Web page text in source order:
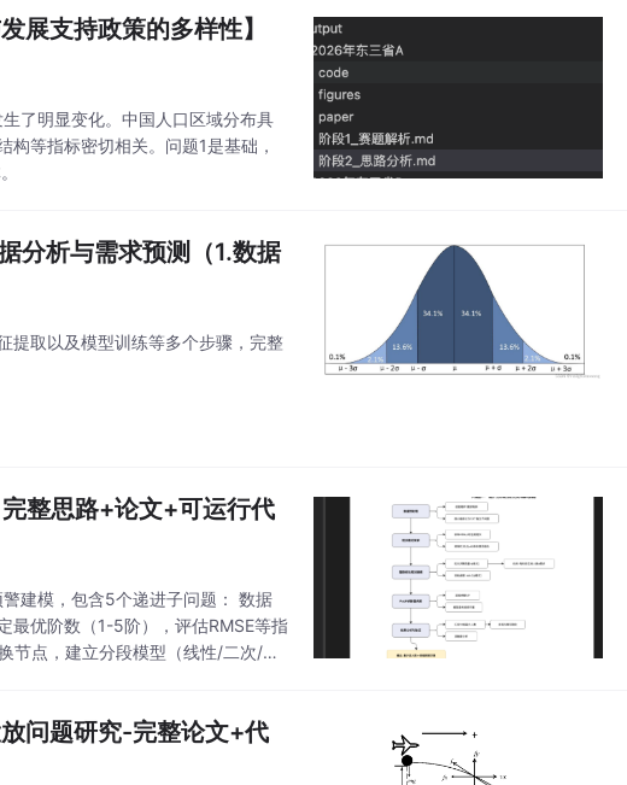
展支持政策的多样性】
了明显变化。中国人口区域分布具
等指标密切相关。问题1是基础，
分析与需求预测（1.数据
提取以及模型训练等多个步骤，完整
整思路+论文+可运行代
建模，包含5个递进子问题： 数据
最优阶数（1-5阶），评估RMSE等指
节点，建立分段模型（线性/二次/指
问题研究-完整论文+代